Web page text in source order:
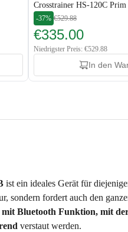
Crosstrainer HS-120C Prim
-37% €529.88
€335.00
Niedrigster Preis: €529.88
In den
ist ein ideales Gerät für
sondern fordert auch den
Bluetooth Funktion, mit
verstaut werden.